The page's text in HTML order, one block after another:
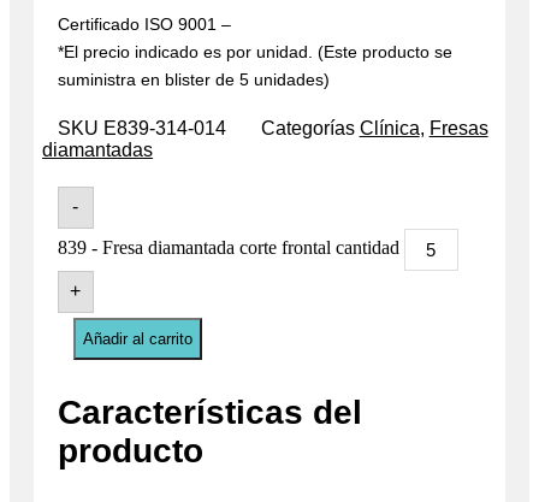
Certificado ISO 9001 –
*El precio indicado es por unidad. (Este producto se
suministra en blister de 5 unidades)
SKU E839-314-014 Categorías Clínica, Fresas
diamantadas
-
839 - Fresa diamantada corte frontal cantidad
+
Añadir al carrito
Características del
producto